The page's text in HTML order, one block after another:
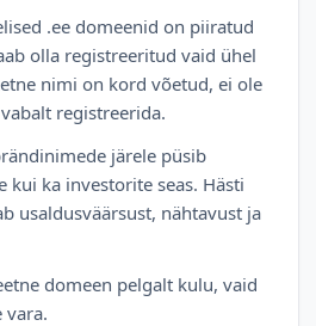
.ee domeenid on piiratud
olla registreeritud vaid ühel
nimi on kord võetud, ei ole
registreerida.
järele püsib
kui ka investorite seas. Hästi
usaldusväärsust, nähtavust ja
domeen pelgalt kulu, vaid
vara.